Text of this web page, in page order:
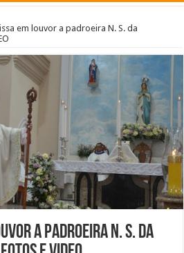
em louvor a padroeira N. S. da
a padroeira N. S. da